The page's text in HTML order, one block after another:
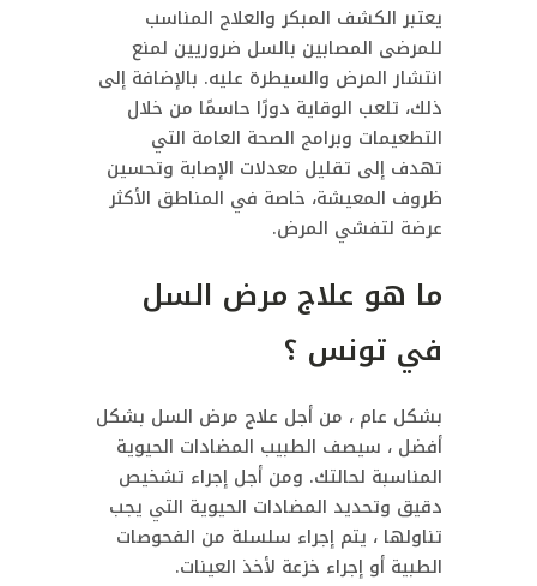
يعتبر الكشف المبكر والعلاج المناسب
للمرضى المصابين بالسل ضروريين لمنع
انتشار المرض والسيطرة عليه. بالإضافة إلى
ذلك، تلعب الوقاية دورًا حاسمًا من خلال
التطعيمات وبرامج الصحة العامة التي
تهدف إلى تقليل معدلات الإصابة وتحسين
ظروف المعيشة، خاصة في المناطق الأكثر
عرضة لتفشي المرض.
ما هو علاج مرض السل
في تونس ؟
بشكل عام ، من أجل علاج مرض السل بشكل
أفضل ، سيصف الطبيب المضادات الحيوية
المناسبة لحالتك. ومن أجل إجراء تشخيص
دقيق وتحديد المضادات الحيوية التي يجب
تناولها ، يتم إجراء سلسلة من الفحوصات
الطبية أو إجراء خزعة لأخذ العينات.